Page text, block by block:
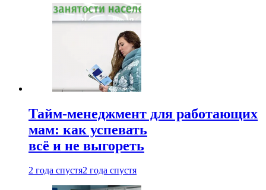
Тайм-менеджмент для работающих
мам: как успевать
всё и не выгореть
2 года спустя2 года спустя